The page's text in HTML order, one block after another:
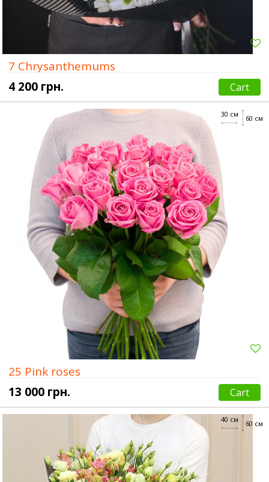
7 Chrysanthemums
4 200 грн.
Cart
60 см
30 см
25 Pink roses
13 000 грн.
Cart
60 см
40 см